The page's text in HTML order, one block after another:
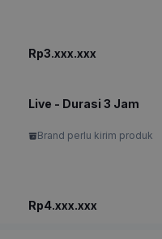
Rp3.xxx.xxx
Live - Durasi 3 Jam
Brand perlu kirim produk
Rp4.xxx.xxx